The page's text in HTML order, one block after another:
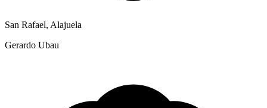
San Rafael, Alajuela
Gerardo Ubau